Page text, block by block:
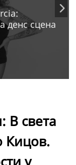
денс сцена
В света
Кицов.